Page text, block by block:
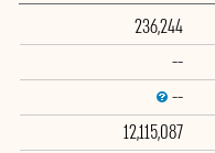
236,244
--
--
12,115,087